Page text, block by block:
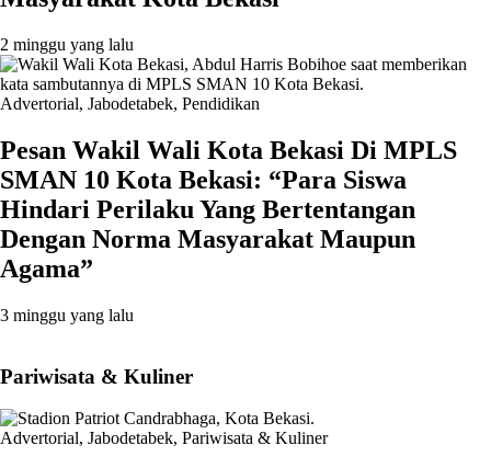
2 minggu yang lalu
Advertorial, Jabodetabek, Pendidikan
Pesan Wakil Wali Kota Bekasi Di MPLS
SMAN 10 Kota Bekasi: “Para Siswa
Hindari Perilaku Yang Bertentangan
Dengan Norma Masyarakat Maupun
Agama”
3 minggu yang lalu
Pariwisata & Kuliner
Advertorial, Jabodetabek, Pariwisata & Kuliner